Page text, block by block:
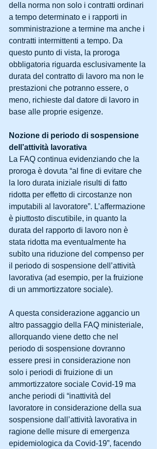
della norma non solo i contratti ordinari
a tempo determinato e i rapporti in
somministrazione a termine ma anche i
contratti intermittenti a tempo. Da
questo punto di vista, la proroga
obbligatoria riguarda esclusivamente la
durata del contratto di lavoro ma non le
prestazioni che potranno essere, o
meno, richieste dal datore di lavoro in
base alle proprie esigenze.
Nozione di periodo di sospensione
dell’attività lavorativa
La FAQ continua evidenziando che la
proroga è dovuta “al fine di evitare che
la loro durata iniziale risulti di fatto
ridotta per effetto di circostanze non
imputabili al lavoratore”. L’affermazione
è piuttosto discutibile, in quanto la
durata del rapporto di lavoro non è
stata ridotta ma eventualmente ha
subìto una riduzione del compenso per
il periodo di sospensione dell’attività
lavorativa (ad esempio, per la fruizione
di un ammortizzatore sociale).
A questa considerazione aggancio un
altro passaggio della FAQ ministeriale,
allorquando viene detto che nel
periodo di sospensione dovranno
essere presi in considerazione non
solo i periodi di fruizione di un
ammortizzatore sociale Covid-19 ma
anche periodi di “inattività del
lavoratore in considerazione della sua
sospensione dall’attività lavorativa in
ragione delle misure di emergenza
epidemiologica da Covid-19”, facendo